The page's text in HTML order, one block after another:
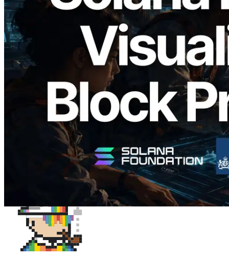
2026.05.24
Validators Solutions 釋出 Solana Block
Analyzer — 以 slot 為單位視覺化區塊生
成時間與負責驗證者